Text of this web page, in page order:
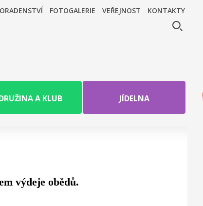
FOTOGALERIE VEŘEJNOST KONTAKTY
A KLUB JÍDELNA
výdeje obědů.